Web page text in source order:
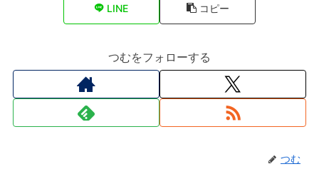
LINE コピー
つむをフォローする
つむ